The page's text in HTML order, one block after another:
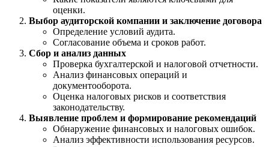
оценки.
Выбор аудиторской компании и заключение договора
Определение условий аудита.
Согласование объема и сроков работ.
Сбор и анализ данных
Проверка бухгалтерской и налоговой отчетности.
Анализ финансовых операций и
документооборота.
Оценка налоговых рисков и соответствия
законодательству.
Выявление проблем и формирование рекомендаций
Обнаружение финансовых и налоговых ошибок.
Анализ эффективности использования ресурсов.